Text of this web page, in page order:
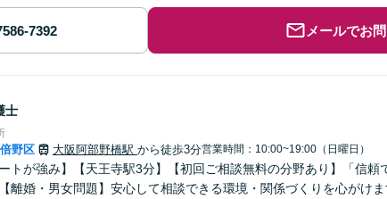
メールでお
士
野区 大阪阿部野橋駅 から徒歩3分営業時間：10:00~19:00（日曜日）
トが強み】【天王寺駅3分】【初回ご相談無料の分野あり】「信
離婚・男女問題】安心して相談できる環境・関係づくりを心がけ